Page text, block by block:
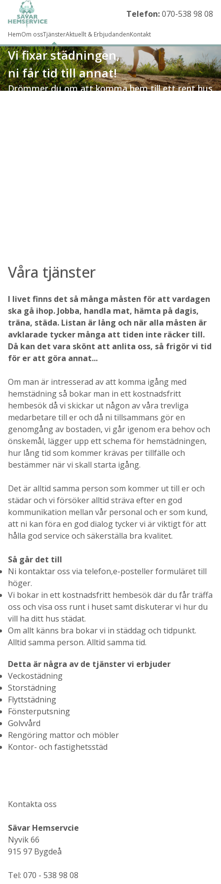
Telefon:070-538 98 08
HemOm ossTjänsterAktuellt & ErbjudandenKontakt
Vi fixar städningen,
ni får tid till annat!
Drömmer du om att komma hem till ett rent hus
Våra tjänster
I livet finns det så många måsten för att vardagen
ska gå ihop. Jobba, handla mat, hämta på dagis,
träna, städa. Listan är lång och när alla måsten är
avklarade tycker många att tiden inte räcker till.
Då kan det vara skönt att anlita oss, så frigör vi tid
för er att göra annat...
Om man är intresserad av att komma igång med
hemstädning så bokar man in ett kostnadsfritt
hembesök då vi skickar ut någon av våra trevliga
medarbetare till er och då ni tillsammans gör en
genomgång av bostaden, vi går igenom era behov och
önskemål, lägger upp ett schema för hemstädningen,
hur lång tid som kommer krävas per tillfälle och
bestämmer när vi skall starta igång.
Det är alltid samma person som kommer ut till er och
städar och vi försöker alltid sträva efter en god
kommunikation mellan vår personal och er som kund,
att ni kan föra en god dialog tycker vi är viktigt för att
hålla god service och säkerställa bra kvalitet.
Så går det till
Ni kontaktar oss via telefon,e-posteller formuläret till
höger.
Vi bokar in ett kostnadsfritt hembesök där du får träffa
oss och visa oss runt i huset samt diskuterar vi hur du
vill ha ditt hus städat.
Om allt känns bra bokar vi in städdag och tidpunkt.
Alltid samma person. Alltid samma tid.
Detta är några av de tjänster vi erbjuder
Veckostädning
Storstädning
Flyttstädning
Fönsterputsning
Golvvård
Rengöring mattor och möbler
Kontor- och fastighetsstäd
Kontakta oss
Sävar Hemservcie
Nyvik 66
915 97 Bygdeå
Tel: 070 - 538 98 08